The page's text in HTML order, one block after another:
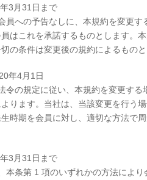
3月31日まで
の予告なしに、本規約を変更す
はこれを承諾するものとします。
の条件は変更後の規約によるものと
年4月1日
規定に従い、本規約を変更する
ります。当社は、当該変更を行う
時期を会員に対し、適切な方法で周
3月31日まで
第 1 項のいずれかの方法により